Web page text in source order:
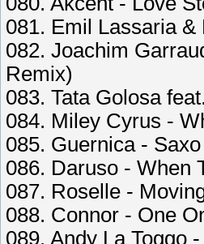
081. Emil Lassaria
082. Joachim
Remix)
083. Tata Golosa
084. Miley Cyrus -
085. Guernica -
086. Daruso - When
087. Roselle -
088. Connor - One
089. Andy La Toggo